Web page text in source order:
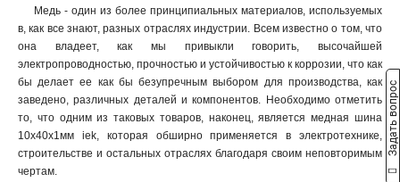
6x40x1мм
6x20x1мм 1
6x155x08мм 0
6x9x08мм 1
5x100x1мм
Медь - один из более принципиальных материалов, используемых
в, как все знают, разных отраслях индустрии. Всем известно о том, что
она владеет, как мы привыкли говорить, высочайшей
электропроводностью, прочностью и устойчивостью к коррозии, что как
бы делает ее как бы безупречным выбором для производства, как
заведено, различных деталей и компонентов. Необходимо отметить
то, что одним из таковых товаров, наконец, является медная шина
10x40x1мм iek, которая обширно применяется в электротехнике,
строительстве и остальных отраслях благодаря своим неповторимым
чертам.
Задать вопрос